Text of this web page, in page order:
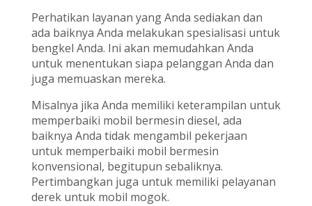
Perhatikan layanan yang Anda sediakan dan
ada baiknya Anda melakukan spesialisasi untuk
bengkel Anda. Ini akan memudahkan Anda
untuk menentukan siapa pelanggan Anda dan
juga memuaskan mereka.
Misalnya jika Anda memiliki keterampilan untuk
memperbaiki mobil bermesin diesel, ada
baiknya Anda tidak mengambil pekerjaan
untuk memperbaiki mobil bermesin
konvensional, begitupun sebaliknya.
Pertimbangkan juga untuk memiliki pelayanan
derek untuk mobil mogok.